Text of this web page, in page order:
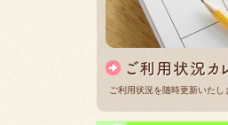
ご利用状況を随時更新いたし